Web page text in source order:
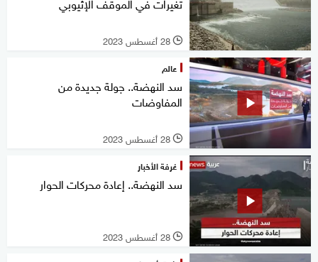
l 28 أغسطس 2023
عالم
سد النهضة.. جولة جديدة من
المفاوضات
l 28 أغسطس 2023
غرفة الأخبار
سد النهضة.. إعادة محركات الحوار
l 28 أغسطس 2023